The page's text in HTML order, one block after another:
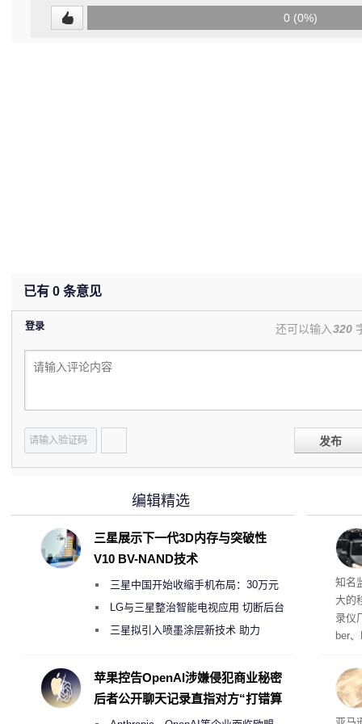
0 (0%)
已有 0 条意见
登录 还可以输入320
发布
移
知名
大的
录仪
ber
a获
将原
系
议
编辑精选
三星展示下一代3D内存与突破性
V10 BV-NAND技术
三星中国开始收缩手机布局：30万元
月销售额不达标门店 将被逐步清退
LG与三星整治智能电视应用 切断后台
偷偷共享带宽的违规行为
三星拟引入喷墨涂层新技术 助力
度
苹果控告OpenAI涉嫌侵犯商业秘密
后者公开聊天记录直指对方“打错算